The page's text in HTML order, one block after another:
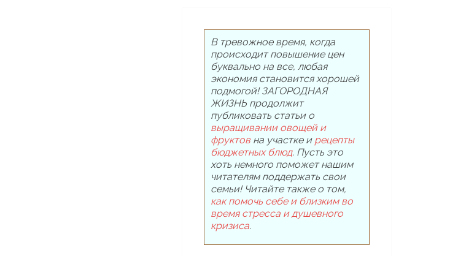
В тревожное время, когда
происходит повышение цен
буквально на все, любая
экономия становится хорошей
подмогой! ЗАГОРОДНАЯ
ЖИЗНЬ продолжит
публиковать статьи о
выращивании овощей и
фруктов на участке и рецепты
бюджетных блюд. Пусть это
хоть немного поможет нашим
читателям поддержать свои
семьи! Читайте также о том,
как помочь себе и близким во
время стресса и душевного
кризиса.